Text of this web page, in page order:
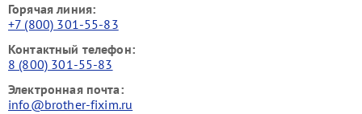
Горячая линия:
+7 (800) 301-55-83
Контактный телефон:
8 (800) 301-55-83
Электронная почта:
info@brother-fixim.ru